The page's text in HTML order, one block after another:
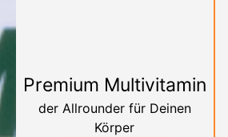
Premium Multivitamin
der Allrounder für Deinen
Körper